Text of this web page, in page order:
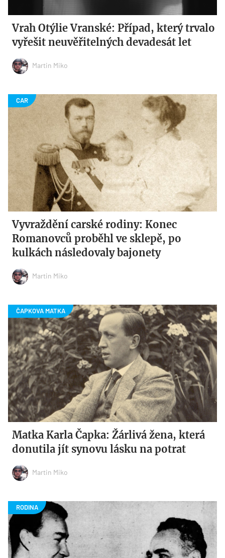
Vrah Otýlie Vranské: Případ, který trvalo
vyřešit neuvěřitelných devadesát let
Martin Miko
Vyvraždění carské rodiny: Konec
Romanovců proběhl ve sklepě, po
kulkách následovaly bajonety
Martin Miko
Matka Karla Čapka: Žárlivá žena, která
donutila jít synovu lásku na potrat
Martin Miko